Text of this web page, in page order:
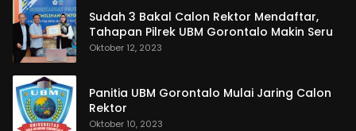
Sudah 3 Bakal Calon Rektor Mendaftar,
Tahapan Pilrek UBM Gorontalo Makin Seru
Oktober 12, 2023
Panitia UBM Gorontalo Mulai Jaring Calon
Rektor
Oktober 10, 2023